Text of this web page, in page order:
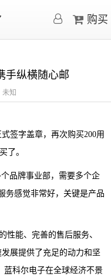
购买
手纵横随心邮
未知
签字盖章，再次购买200用
了。
品牌事业部，需要多个企
务感觉非常好，关键是产品
性能、完善的售后服务、
展提供了充足的动力和坚
蓝科尔电子在全球经济不景